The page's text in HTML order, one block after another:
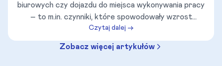
biurowych czy dojazdu do miejsca wykonywania pracy
– to m.in. czynniki, które spowodowały wzrost
popularności pracy zdalnej. Co zrobić, aby dobrze i
przepisowo pracować w domu? Poznaj główne
zasady pracy zdalnej.
Czytaj dalej →
Zobacz więcej artykułów